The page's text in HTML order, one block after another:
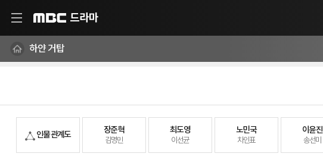
드라마
하얀 거탑
인물 관계도 장준혁
김명민
최도영
이선균
노민국
차인표
이윤진
송선미